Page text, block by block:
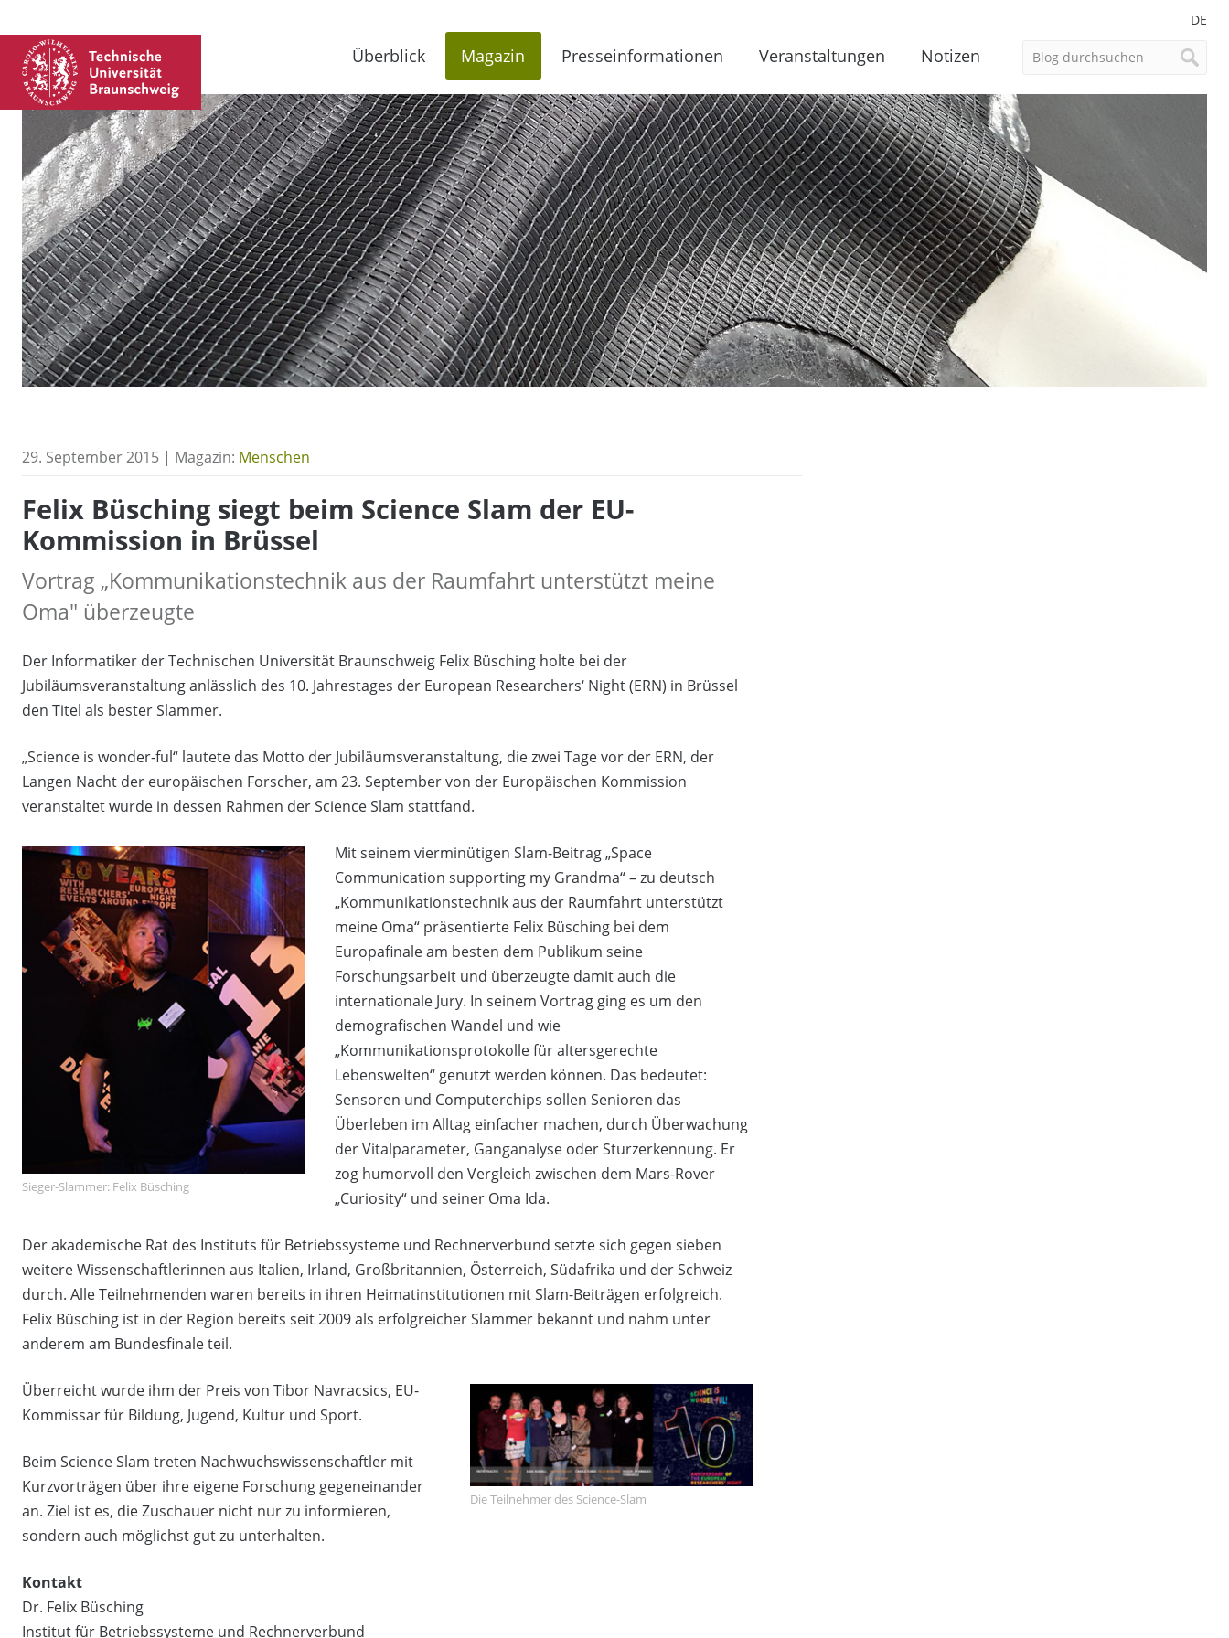
DE
Überblick Magazin Presseinformationen Veranstaltungen Notizen
29. September 2015 | Magazin: Menschen
Felix Büsching siegt beim Science Slam der EU-
Kommission in Brüssel
Vortrag „Kommunikationstechnik aus der Raumfahrt unterstützt meine
Oma" überzeugte
Der Informatiker der Technischen Universität Braunschweig Felix Büsching holte bei der
Jubiläumsveranstaltung anlässlich des 10. Jahrestages der European Researchers‘ Night (ERN) in Brüssel
den Titel als bester Slammer.
„Science is wonder-ful“ lautete das Motto der Jubiläumsveranstaltung, die zwei Tage vor der ERN, der
Langen Nacht der europäischen Forscher, am 23. September von der Europäischen Kommission
veranstaltet wurde in dessen Rahmen der Science Slam stattfand.
Sieger-Slammer: Felix Büsching
Mit seinem vierminütigen Slam-Beitrag „Space
Communication supporting my Grandma“ – zu deutsch
„Kommunikationstechnik aus der Raumfahrt unterstützt
meine Oma“ präsentierte Felix Büsching bei dem
Europafinale am besten dem Publikum seine
Forschungsarbeit und überzeugte damit auch die
internationale Jury. In seinem Vortrag ging es um den
demografischen Wandel und wie
„Kommunikationsprotokolle für altersgerechte
Lebenswelten“ genutzt werden können. Das bedeutet:
Sensoren und Computerchips sollen Senioren das
Überleben im Alltag einfacher machen, durch Überwachung
der Vitalparameter, Ganganalyse oder Sturzerkennung. Er
zog humorvoll den Vergleich zwischen dem Mars-Rover
„Curiosity“ und seiner Oma Ida.
Der akademische Rat des Instituts für Betriebssysteme und Rechnerverbund setzte sich gegen sieben
weitere Wissenschaftlerinnen aus Italien, Irland, Großbritannien, Österreich, Südafrika und der Schweiz
durch. Alle Teilnehmenden waren bereits in ihren Heimatinstitutionen mit Slam-Beiträgen erfolgreich.
Felix Büsching ist in der Region bereits seit 2009 als erfolgreicher Slammer bekannt und nahm unter
anderem am Bundesfinale teil.
Die Teilnehmer des Science-Slam
Überreicht wurde ihm der Preis von Tibor Navracsics, EU-
Kommissar für Bildung, Jugend, Kultur und Sport.
Beim Science Slam treten Nachwuchswissenschaftler mit
Kurzvorträgen über ihre eigene Forschung gegeneinander
an. Ziel ist es, die Zuschauer nicht nur zu informieren,
sondern auch möglichst gut zu unterhalten.
Kontakt
Dr. Felix Büsching
Institut für Betriebssysteme und Rechnerverbund